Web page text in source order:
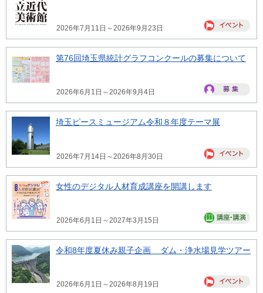
2026年7月11日～2026年9月23日
第76回埼玉県統計グラフコンクールの募集について
2026年6月1日～2026年9月4日
埼玉ピースミュージアム令和８年度テーマ展
2026年7月14日～2026年8月30日
女性のデジタル人材育成講座を開講します
2026年6月1日～2027年3月15日
令和8年度夏休み親子企画 ダム・浄水場見学ツアー
2026年6月1日～2026年8月19日